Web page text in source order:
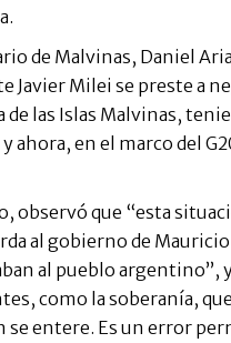
de Malvinas, Daniel
Javier Milei se preste a
de las Islas Malvinas,
ahora, en el marco del
observó que “esta
al gobierno de
al pueblo argentino”,
como la soberanía,
se entere. Es un error